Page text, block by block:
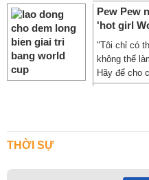
Pew Pew
'hot girl
"Tôi chỉ có
không thể
Hãy để cho
THỜI SỰ